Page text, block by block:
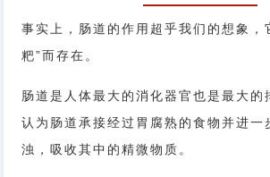
事实上，肠道的作用超乎我们的想象，
粑”而存在。
肠道是人体最大的消化器官也是最大的
认为肠道承接经过胃腐熟的食物并进一
浊，吸收其中的精微物质。